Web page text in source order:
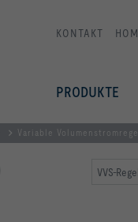
KONTAKT
PRODUKTE
Variable
VVS-